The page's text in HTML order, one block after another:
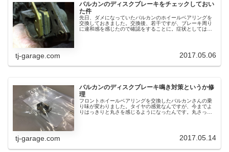
バルカンのディスクブレーキをチェックしておい
た件
先日、ダメになっていたバルカンのホイールベアリングを
交換しておきました。交換後、若干ですが、ブレーキ周り
に違和感を感じたので確認をすることに。症状としては、
tj-garage.com 2017.05.06
バルカンのディスクブレーキ鳴き対策というか修
理
フロントホイールベアリングを交換したバルカンさんの乗
り味が変わりました。タイヤの感覚なんですが、今までよ
りはっきりと丸さを感じるようになったんです。丸さってw
tj-garage.com 2017.05.14